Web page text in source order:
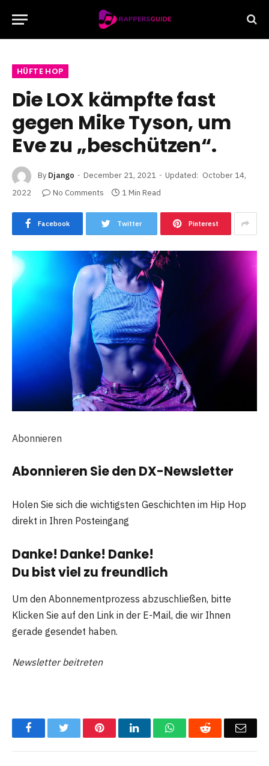
HÜFTE HOP
Die LOX kämpfte fast
gegen Mike Tyson, um
Eve zu „beschützen“.
By Django December 21, 2021 Updated: October 14,
2022
No Comments 1 Min Read
Facebook Twitter Pinterest
Abonnieren
Abonnieren Sie den DX-Newsletter
Holen Sie sich die wichtigsten Geschichten im Hip Hop
direkt in Ihren Posteingang
Danke! Danke! Danke!
Du bist viel zu freundlich
Um den Abonnementprozess abzuschließen, bitte
Klicken Sie auf den Link in der E-Mail, die wir Ihnen
gerade gesendet haben.
Newsletter beitreten
FacebookTwitter PinterestLinkedInWhatsAppReddit